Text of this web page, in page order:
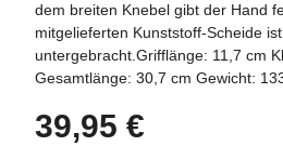
dem breiten Knebel gibt der Hand
mitgelieferten Kunststoff-Scheide
untergebracht.Grifflänge: 11,7 cm
Gesamtlänge: 30,7 cm Gewicht:
39,95 €